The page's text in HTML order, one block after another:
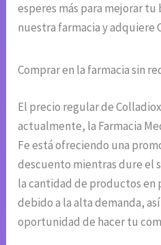
esperes más para mejorar
nuestra farmacia y adquiere
Comprar en la farmacia sin
El precio regular de
actualmente, la Farmacia
Fe está ofreciendo una
descuento mientras dure el
la cantidad de productos en
debido a la alta demanda,
oportunidad de hacer tu